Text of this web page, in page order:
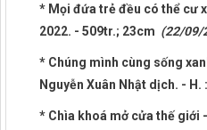
* Mọi đứa trẻ đều có thể cư
2022. - 509tr.; 23cm (22/09/
* Chúng mình cùng sống
Nguyễn Xuân Nhật dịch. -
* Chìa khoá mở cửa thế giới